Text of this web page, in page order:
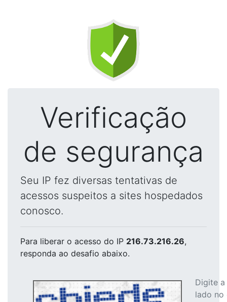
Verificação
de segurança
Seu IP fez diversas tentativas de
acessos suspeitos a sites hospedados
conosco.
Para liberar o acesso do IP 216.73.216.26,
responda ao desafio abaixo.
Digite
lado no